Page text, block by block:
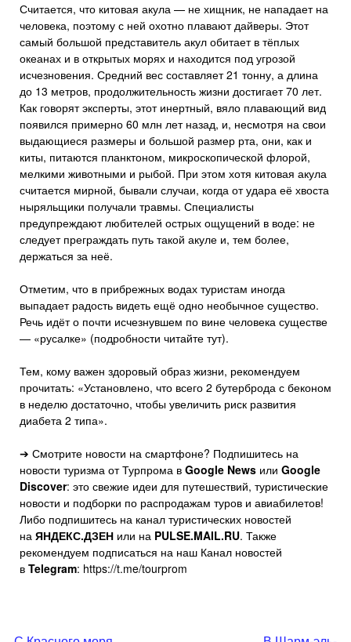
Считается, что китовая акула — не хищник, не нападает на
человека, поэтому с ней охотно плавают дайверы. Этот
самый большой представитель акул обитает в тёплых
океанах и в открытых морях и находится под угрозой
исчезновения. Средний вес составляет 21 тонну, а длина
до 13 метров, продолжительность жизни достигает 70 лет.
Как говорят эксперты, этот инертный, вяло плавающий вид
появился примерно 60 млн лет назад, и, несмотря на свои
выдающиеся размеры и большой размер рта, они, как и
киты, питаются планктоном, микроскопической флорой,
мелкими животными и рыбой. При этом хотя китовая акула
считается мирной, бывали случаи, когда от удара её хвоста
ныряльщики получали травмы. Специалисты
предупреждают любителей острых ощущений в воде: не
следует преграждать путь такой акуле и, тем более,
держаться за неё.
Отметим, что в прибрежных водах туристам иногда
выпадает радость видеть ещё одно необычное существо.
Речь идёт о почти исчезнувшем по вине человека существе
— «русалке» (подробности читайте тут).
Тем, кому важен здоровый образ жизни, рекомендуем
прочитать: «Установлено, что всего 2 бутерброда с беконом
в неделю достаточно, чтобы увеличить риск развития
диабета 2 типа».
➔ Смотрите новости на смартфоне? Подпишитесь на
новости туризма от Турпрома в Google News или Google
Discover: это свежие идеи для путешествий, туристические
новости и подборки по распродажам туров и авиабилетов!
Либо подпишитесь на канал туристических новостей
на ЯНДЕКС.ДЗЕН или на PULSE.MAIL.RU. Также
рекомендуем подписаться на наш Канал новостей
в Telegram: https://t.me/tourprom
Навигация